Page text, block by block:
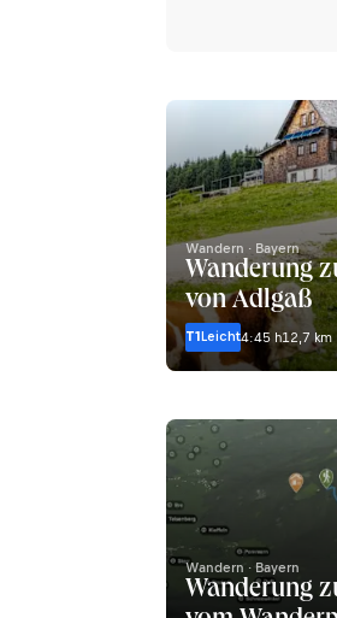
Wandern · Bayern
Wanderung
von Adlgaß
T1Leicht4:45 h12,7 km
Wandern · Bayern
Wanderung